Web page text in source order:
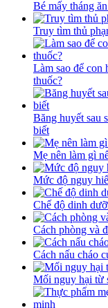
Bé mấy tháng
Truy tìm thủ
Làm sao để con
thuốc?
Băng huyết sau
biết
Mẹ nên làm gì
Mức độ nguy
Chế độ dinh
Cách phòng và
Cách nấu cháo
Mối nguy hại từ